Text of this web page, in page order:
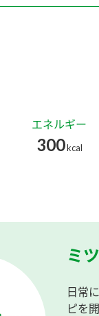
エネルギー
300kcal
ミ
日常
ピを